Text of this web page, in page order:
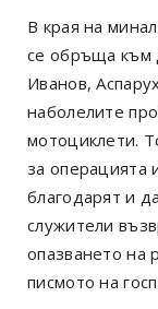
В края на
се обръща към
Иванов,
наболелите
мотоциклети.
за операцията
благодарят и
служители
опазването на
писмото на